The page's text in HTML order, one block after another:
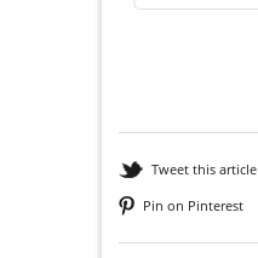
Tweet this article
Pin on Pinterest